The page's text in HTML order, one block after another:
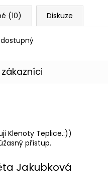
(10) Diskuze
obchodu je 5 z 5 hvězdiček.
Klenoty Teplice.:))
přístup.
Jakubková
obchodu je 5 z 5 hvězdiček.